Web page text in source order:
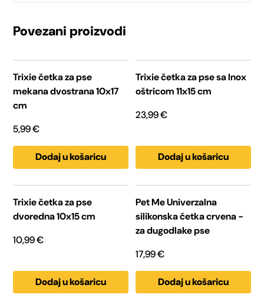
Povezani proizvodi
Trixie četka za pse
mekana dvostrana 10x17
cm
5,99€
Dodaj u košaricu
Trixie četka za pse sa Inox
oštricom 11x15 cm
23,99€
Dodaj u košaricu
Trixie četka za pse
dvoredna 10x15 cm
10,99€
Dodaj u košaricu
Pet Me Univerzalna
silikonska četka crvena -
za dugodlake pse
17,99€
Dodaj u košaricu